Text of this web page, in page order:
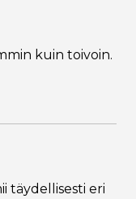
kuin toivoin.
täydellisesti eri